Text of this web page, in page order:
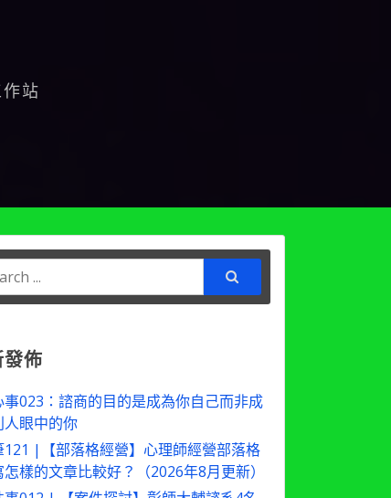
站
發佈
事023：諮商的目的是成為你自己而非成
人眼中的你
121 |【部落格經營】心理師經營部落格
怎樣的文章比較好？（2026年8月更新）